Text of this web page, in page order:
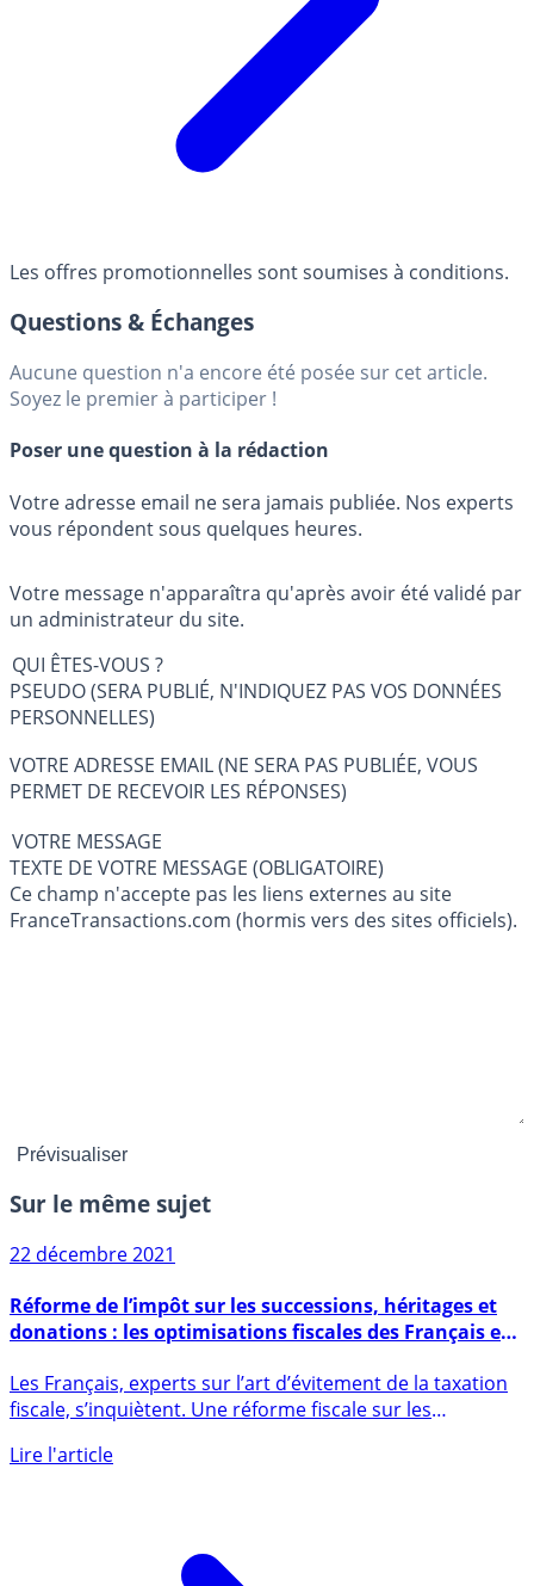
Les offres promotionnelles sont soumises à conditions.
Questions & Échanges
Aucune question n'a encore été posée sur cet article.
Soyez le premier à participer !
Poser une question à la rédaction
Votre adresse email ne sera jamais publiée. Nos experts
vous répondent sous quelques heures.
Votre message n'apparaîtra qu'après avoir été validé par
un administrateur du site.
QUI ÊTES-VOUS ?
PSEUDO (SERA PUBLIÉ, N'INDIQUEZ PAS VOS DONNÉES
PERSONNELLES)
VOTRE ADRESSE EMAIL (NE SERA PAS PUBLIÉE, VOUS
PERMET DE RECEVOIR LES RÉPONSES)
VOTRE MESSAGE
TEXTE DE VOTRE MESSAGE (OBLIGATOIRE)
Ce champ n'accepte pas les liens externes au site
FranceTransactions.com (hormis vers des sites officiels).
Sur le même sujet
Réforme de l’impôt sur les successions, héritages et
ligne de mire ?
Les Français, experts sur l’art d’évitement de la taxation
fiscale, s’inquiètent. Une réforme fiscale sur les
successions (...)